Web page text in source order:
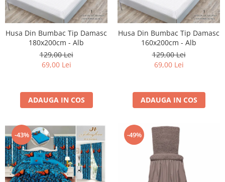
Lenjerii Matase
Lenjerii Creponate
Lenjerii pentru PASTE
Set Lenjerie + Draperii Pat Dublu
Husa Din Bumbac Tip Damasc
180x200cm - Alb
129,00 Lei
69,00 Lei
ADAUGA IN COS
Husa Din Bumbac Tip Damasc
160x200cm - Alb
129,00 Lei
69,00 Lei
ADAUGA IN COS
-43% -49%